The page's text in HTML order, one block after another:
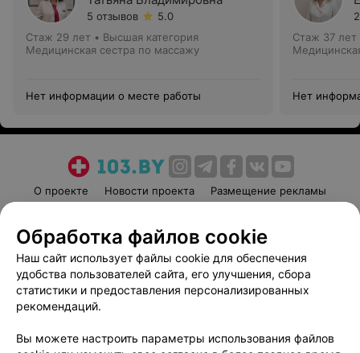
5 отзывов
5.0
Стаж 29 лет • Высшая категория
Медицинская сестра по массажу
Нет информации о месте работы
Стаж 37 лет
Нет
О проекте Новости проекта
Размещение рекламы
Пользовательское соглашение
Способы оплаты
Вакансии
Партнеры
Написать руководителю 103.by
Обработка персональных данных
Обработка файлов cookie
Наш сайт использует файлы cookie для обеспечения
удобства пользователей сайта, его улучшения, сбора
статистики и предоставления персонализированных
рекомендаций.
Вы можете настроить параметры использования файлов